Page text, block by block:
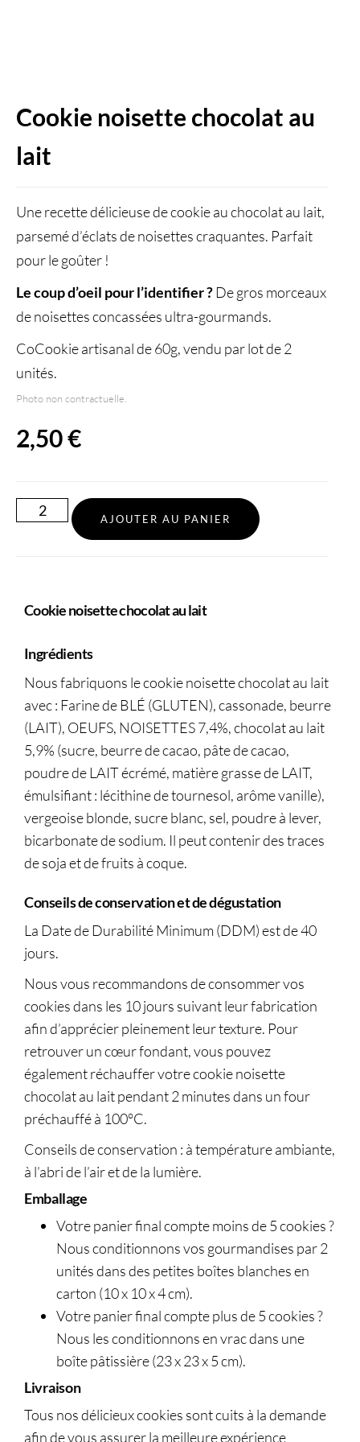
Cookie noisette chocolat au
lait
Une recette délicieuse de cookie au chocolat au lait,
parsemé d’éclats de noisettes craquantes. Parfait
pour le goûter !
Le coup d’oeil pour l’identifier ?De gros morceaux
de noisettes concassées ultra-gourmands.
CoCookie artisanal de 60g, vendu par lot de 2
unités.
Photo non contractuelle.
2,50€
AJOUTER AU PANIER
Cookie noisette chocolat au lait
Ingrédients
Nous fabriquons le cookie noisette chocolat au lait
avec : Farinede BLÉ (GLUTEN), cassonade, beurre
(LAIT), OEUFS, NOISETTES 7,4%, chocolat au lait
5,9% (sucre, beurre de cacao, pâte de cacao,
poudre de LAIT écrémé, matière grasse de LAIT,
émulsifiant : lécithine de tournesol, arôme vanille),
vergeoise blonde, sucre blanc, sel, poudre à lever,
bicarbonate de sodium. Il peut contenir des traces
de soja et de fruits à coque.
Conseils de conservation et de dégustation
La Date de Durabilité Minimum (DDM) est de 40
jours.
Nous vous recommandons de consommer vos
cookies dans les 10 jours suivant leur fabrication
afin d’apprécier pleinement leur texture. Pour
retrouver un cœur fondant, vous pouvez
également réchauffer votre cookie noisette
chocolat au lait pendant 2 minutes dans un four
préchauffé à 100°C.
Conseils de conservation : à température ambiante,
à l’abri de l’air et de la lumière.
Emballage
Votre panier final compte moins de 5 cookies ?
Nous conditionnons vos gourmandises par 2
unités dans des petites boîtes blanches en
carton (10 x 10 x 4 cm).
Votre panier final compte plus de 5 cookies ?
Nous les conditionnons en vrac dans une
boîte pâtissière (23 x 23 x 5 cm).
Livraison
Tous nos délicieux cookies sont cuits à la demande
afin de vous assurer la meilleure expérience